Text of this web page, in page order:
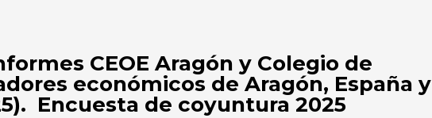
CEOE Aragón y Colegio de
económicos de Aragón, España y
Encuesta de coyuntura 2025